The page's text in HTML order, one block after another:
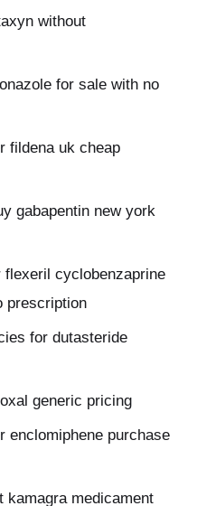
without
for sale with no
fildena uk cheap
gabapentin new york
flexeril cyclobenzaprine
prescription
for dutasteride
generic pricing
enclomiphene purchase
kamagra medicament